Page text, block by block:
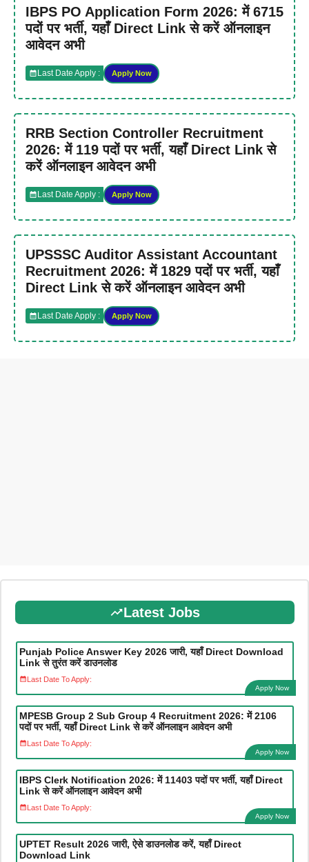
IBPS PO Application Form 2026: में 6715
पदों पर भर्ती, यहाँ Direct Link से करें ऑनलाइन
आवेदन अभी
Last Date Apply : Apply Now
RRB Section Controller Recruitment
2026: में 119 पदों पर भर्ती, यहाँ Direct Link से
करें ऑनलाइन आवेदन अभी
Last Date Apply : Apply Now
UPSSSC Auditor Assistant Accountant
Recruitment 2026: में 1829 पदों पर भर्ती, यहाँ
Direct Link से करें ऑनलाइन आवेदन अभी
Last Date Apply : Apply Now
Latest Jobs
Punjab Police Answer Key 2026 जारी, यहाँ Direct Download
Link से तुरंत करें डाउनलोड
Last Date To Apply:
Apply Now
MPESB Group 2 Sub Group 4 Recruitment 2026: में 2106
पदों पर भर्ती, यहाँ Direct Link से करें ऑनलाइन आवेदन अभी
Last Date To Apply:
Apply Now
IBPS Clerk Notification 2026: में 11403 पदों पर भर्ती, यहाँ Direct
Link से करें ऑनलाइन आवेदन अभी
Last Date To Apply:
Apply Now
UPTET Result 2026 जारी, ऐसे डाउनलोड करें, यहाँ Direct
Download Link